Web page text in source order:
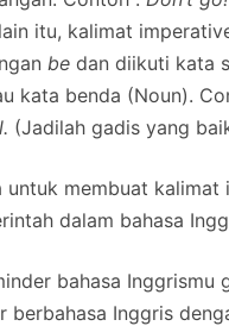
itu, kalimat
be dan diikuti kata
kata benda (Noun).
(Jadilah gadis yang
untuk membuat kalimat
dalam bahasa
bahasa Inggrismu
berbahasa Inggris